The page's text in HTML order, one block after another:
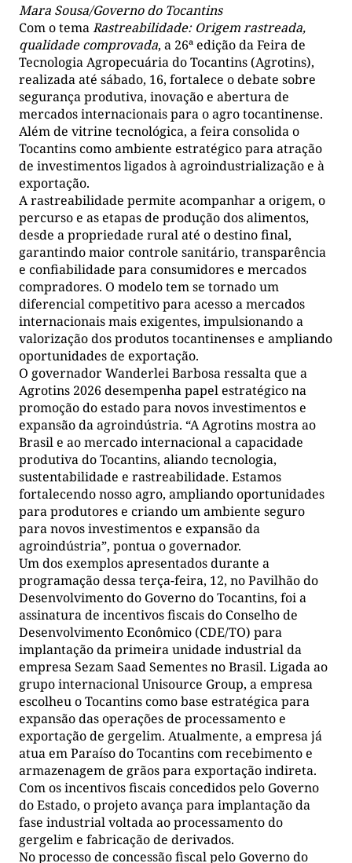
Mara Sousa/Governo do Tocantins
Com o temaRastreabilidade: Origem rastreada,
qualidade comprovada, a 26ª edição da Feira de
Tecnologia Agropecuária do Tocantins (Agrotins),
realizada até sábado, 16, fortalece o debate sobre
segurança produtiva, inovação e abertura de
mercados internacionais para o agro tocantinense.
Além de vitrine tecnológica, a feira consolida o
Tocantins como ambiente estratégico para atração
de investimentos ligados à agroindustrialização e à
exportação.
A rastreabilidade permite acompanhar a origem, o
percurso e as etapas de produção dos alimentos,
desde a propriedade rural até o destino final,
garantindo maior controle sanitário, transparência
e confiabilidade para consumidores e mercados
compradores. O modelo tem se tornado um
diferencial competitivo para acesso a mercados
internacionais mais exigentes, impulsionando a
valorização dos produtos tocantinenses e ampliando
oportunidades de exportação.
O governador Wanderlei Barbosa ressalta que a
Agrotins 2026 desempenha papel estratégico na
promoção do estado para novos investimentos e
expansão da agroindústria. “A Agrotins mostra ao
Brasil e ao mercado internacional a capacidade
produtiva do Tocantins, aliando tecnologia,
sustentabilidade e rastreabilidade. Estamos
fortalecendo nosso agro, ampliando oportunidades
para produtores e criando um ambiente seguro
para novos investimentos e expansão da
agroindústria”, pontua o governador.
Um dos exemplos apresentados durante a
programação dessa terça-feira, 12, no Pavilhão do
Desenvolvimento do Governo do Tocantins, foi a
assinatura de incentivos fiscais do Conselho de
Desenvolvimento Econômico (CDE/TO) para
implantação da primeira unidade industrial da
empresa Sezam Saad Sementes no Brasil. Ligada ao
grupo internacional Unisource Group, a empresa
escolheu o Tocantins como base estratégica para
expansão das operações de processamento e
exportação de gergelim. Atualmente, a empresa já
atua em Paraíso do Tocantins com recebimento e
armazenagem de grãos para exportação indireta.
Com os incentivos fiscais concedidos pelo Governo
do Estado, o projeto avança para implantação da
fase industrial voltada ao processamento do
gergelim e fabricação de derivados.
No processo de concessão fiscal pelo Governo do